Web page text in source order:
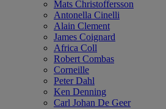
Mats Christoffersson
Antonella Cinelli
Alain Clement
James Coignard
Africa Coll
Robert Combas
Corneille
Peter Dahl
Ken Denning
Carl Johan De Geer